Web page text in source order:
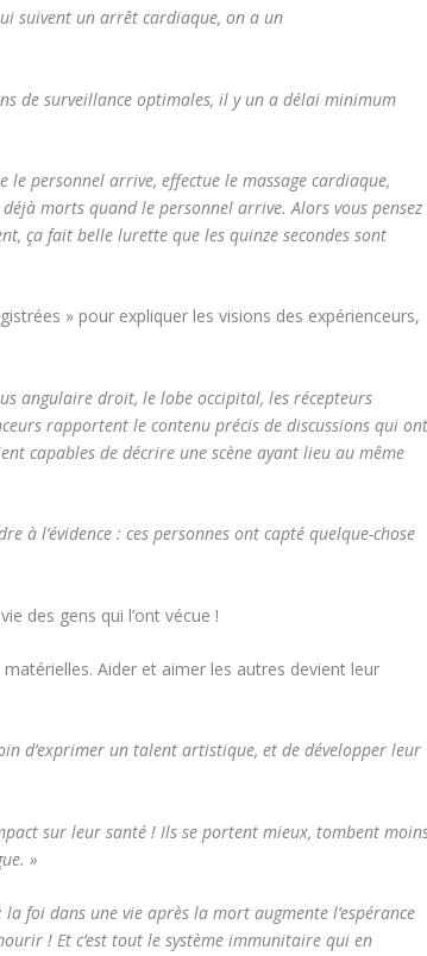
suivent un arrêt cardiaque, on a un
de surveillance optimales, il y un a délai minimum
le personnel arrive, effectue le massage cardiaque,
morts quand le personnel arrive. Alors vous pensez
ça fait belle lurette que les quinze secondes sont
» pour expliquer les visions des expérienceurs,
angulaire droit, le lobe occipital, les récepteurs
rapportent le contenu précis de discussions qui
capables de décrire une scène ayant lieu au même
à l’évidence : ces personnes ont capté quelque-chose
des gens qui l’ont vécue !
Aider et aimer les autres devient leur
d’exprimer un talent artistique, et de développer leur
sur leur santé ! Ils se portent mieux, tombent
»
foi dans une vie après la mort augmente l’espérance
! Et c’est tout le système immunitaire qui en